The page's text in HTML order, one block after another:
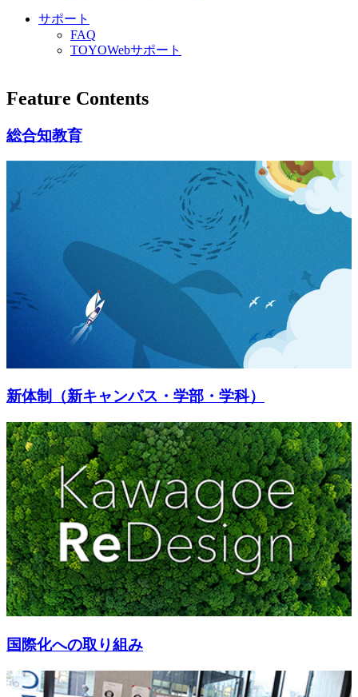
サポート
FAQ
TOYOWebサポート
Feature Contents
総合知教育
新体制（新キャンパス・学部・学科）
国際化への取り組み